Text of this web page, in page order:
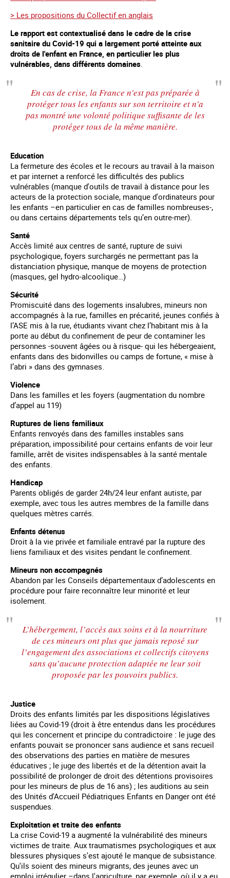
> Les propositions du Collectif en anglais
Le rapport est contextualisé dans le cadre de la crise
sanitaire du Covid-19 qui a largement porté atteinte aux
droits de l'enfant en France, en particulier les plus
vulnérables, dans différents domaines
En cas de crise, la France n'est pas préparée à
protéger tous les enfants sur son territoire et n'a
pas montré une volonté politique suffisante de les
protéger tous de la même manière.
Education
La fermeture des écoles et le recours au travail à la maison
et par internet a renforcé les difficultés des publics
vulnérables (manque d'outils de travail à distance pour les
acteurs de la protection sociale, manque d'ordinateurs pour
les enfants –en particulier en cas de familles nombreuses-,
ou dans certains départements tels qu’en outre-mer).
Santé
Accès limité aux centres de santé, rupture de suivi
psychologique, foyers surchargés ne permettant pas la
distanciation physique, manque de moyens de protection
(masques, gel hydro-alcoolique…)
Sécurité
Promiscuité dans des logements insalubres, mineurs non
accompagnés à la rue, familles en précarité, jeunes confiés à
l’ASE mis à la rue, étudiants vivant chez l’habitant mis à la
porte au début du confinement de peur de contaminer les
personnes -souvent âgées ou à risque- qui les hébergeaient,
enfants dans des bidonvilles ou camps de fortune, « mise à
l’abri » dans des gymnases.
Violence
Dans les familles et les foyers (augmentation du nombre
d’appel au 119)
Ruptures de liens familiaux
Enfants renvoyés dans des familles instables sans
préparation, impossibilité pour certains enfants de voir leur
famille, arrêt de visites indispensables à la santé mentale
des enfants.
Handicap
Parents obligés de garder 24h/24 leur enfant autiste, par
exemple, avec tous les autres membres de la famille dans
quelques mètres carrés.
Enfants détenus
Droit à la vie privée et familiale entravé par la rupture des
liens familiaux et des visites pendant le confinement.
Mineurs non accompagnés
Abandon par les Conseils départementaux d’adolescents en
procédure pour faire reconnaître leur minorité et leur
isolement.
L’hébergement, l’accès aux soins et à la nourriture
de ces mineurs ont plus que jamais reposé sur
l’engagement des associations et collectifs citoyens
sans qu’aucune protection adaptée ne leur soit
proposée par les pouvoirs publics.
Justice
Droits des enfants limités par les dispositions législatives
liées au Covid-19 (droit à être entendus dans les procédures
qui les concernent et principe du contradictoire : le juge des
enfants pouvait se prononcer sans audience et sans recueil
des observations des parties en matière de mesures
éducatives ; le juge des libertés et de la détention avait la
possibilité de prolonger de droit des détentions provisoires
pour les mineurs de plus de 16 ans) ; les auditions au sein
des Unités d'Accueil Pédiatriques Enfants en Danger ont été
suspendues.
Exploitation et traite des enfants
La crise Covid-19 a augmenté la vulnérabilité des mineurs
victimes de traite. Aux traumatismes psychologiques et aux
blessures physiques s'est ajouté le manque de subsistance.
Qu'ils soient des mineurs migrants, des jeunes avec un
emploi irrégulier –dans l'agriculture, par exemple, où il y a eu